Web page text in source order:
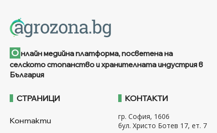
О нлайн медийна платформа, посветена на
селското стопанство и хранителната индустрия в
България
СТРАНИЦИ
Контакти
КОНТАКТИ
гр. София, 1606
бул. Христо Ботев 17, ет. 7